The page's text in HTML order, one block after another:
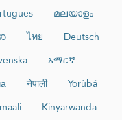
മലയാളം
ไทย
Deutsch
አማርኛ
नेपाली
Yorùbá
Kinyarwanda